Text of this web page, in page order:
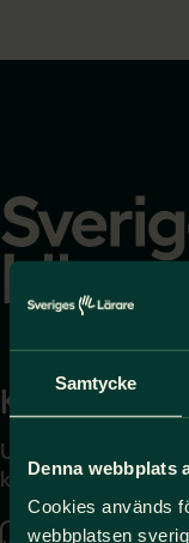
Samtycke
Denna webbplats
Cookies används
webbplatsen
startsidan
Kontakta
Uppgifter om hur du
kontaktar oss finns